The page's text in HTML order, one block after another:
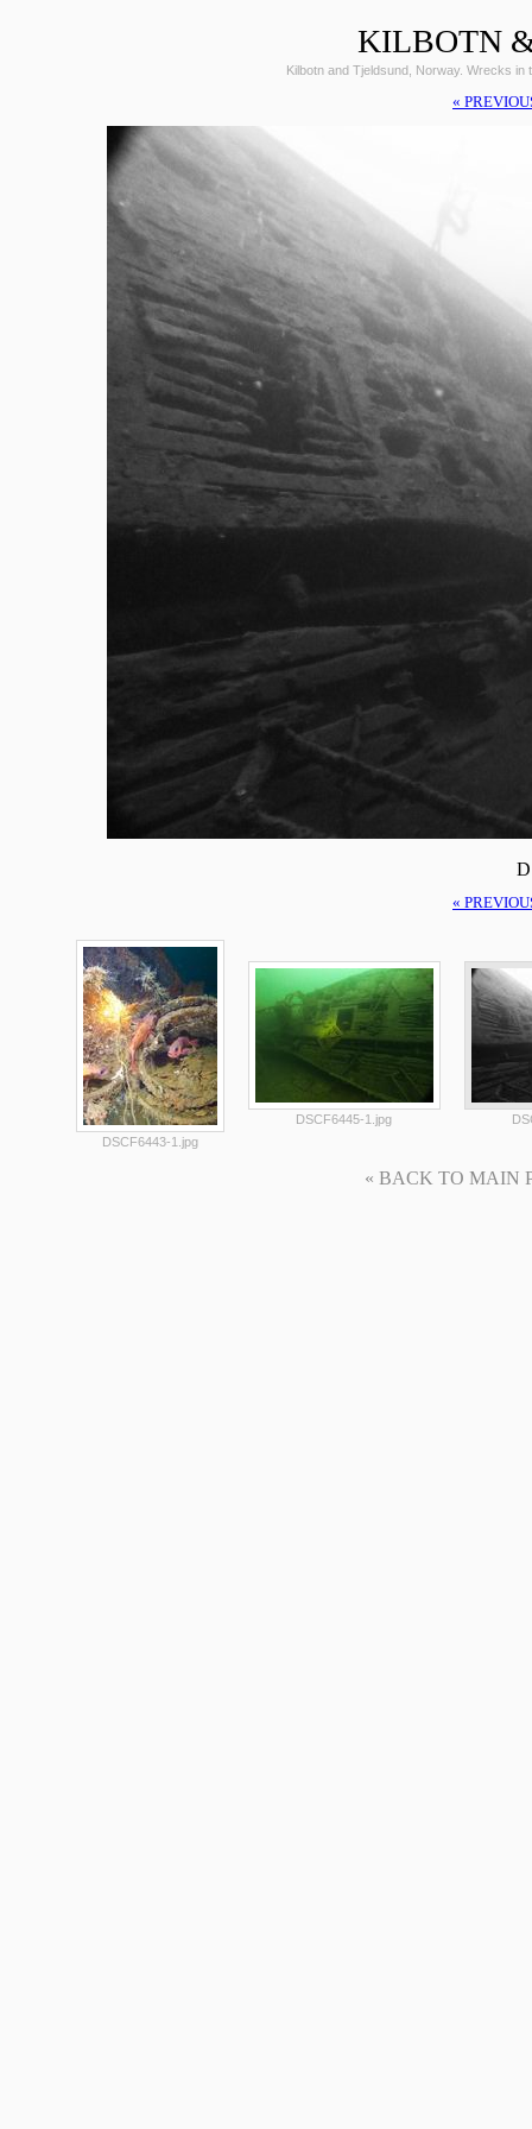
KILBOTN
Kilbotn and Tjeldsund, Norway. Wrecks
«
«
DSCF6443-1.jpg
DSCF6445-1.jpg
« BACK TO MAIN